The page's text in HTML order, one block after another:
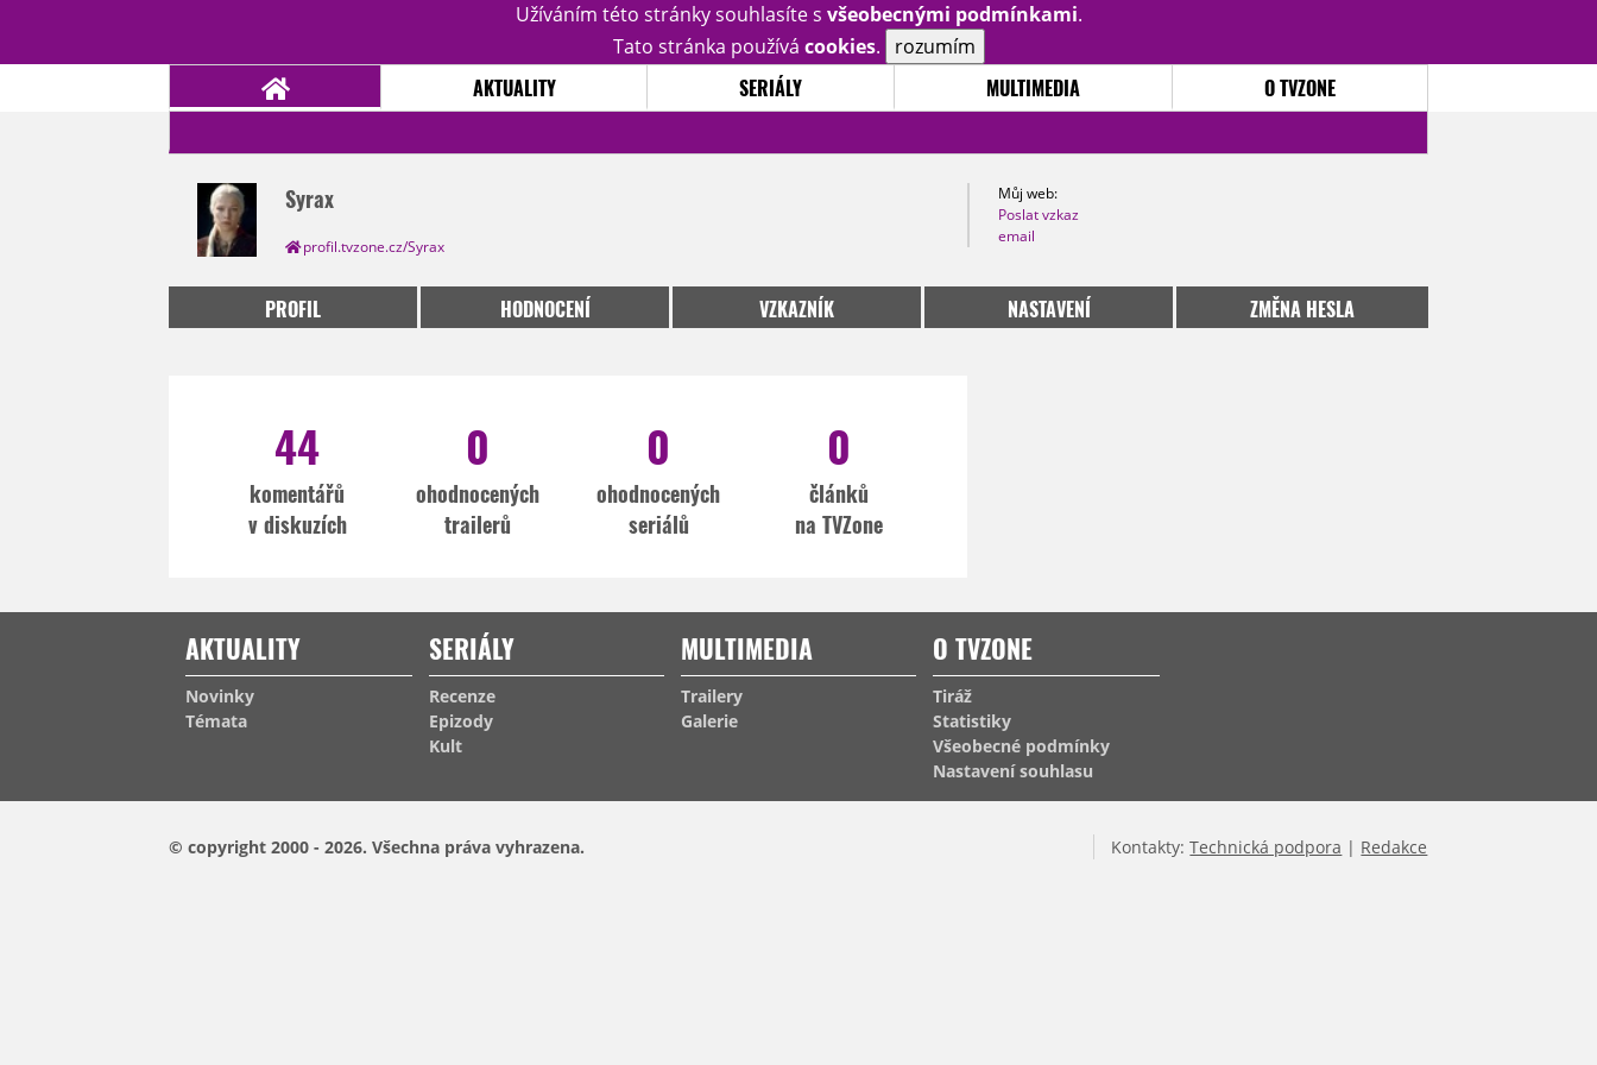
Užíváním této stránky souhlasíte s všeobecnými podmínkami.
Tato stránka používá cookies. rozumím
AKTUALITY SERIÁLY MULTIMEDIA O TVZONE
Syrax
profil.tvzone.cz/Syrax
Můj web:
Poslat vzkaz
email
PROFIL HODNOCENÍ VZKAZNÍK NASTAVENÍ ZMĚNA HESLA
44
komentářů
v diskuzích
0
ohodnocených
trailerů
0
ohodnocených
seriálů
0
článků
na TVZone
AKTUALITY
Novinky
Témata
SERIÁLY
Recenze
Epizody
Kult
MULTIMEDIA
Trailery
Galerie
O TVZONE
Tiráž
Statistiky
Všeobecné podmínky
Nastavení souhlasu
© copyright 2000 - 2026. Všechna práva vyhrazena. Kontakty:Technická podpora | Redakce